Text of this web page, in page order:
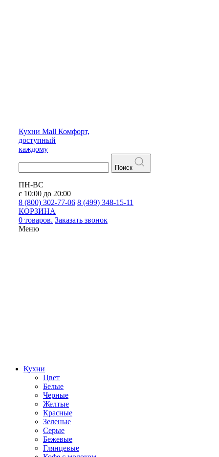
Кухни Mall Комфорт,
доступный
каждому
Поиск
ПН-ВС
с 10:00 до 20:00
8 (800) 302-77-06 8 (499) 348-15-11
КОРЗИНА
0 товаров. Заказать звонок
Меню
Кухни
Цвет
Белые
Черные
Желтые
Красные
Зеленые
Серые
Бежевые
Глянцевые